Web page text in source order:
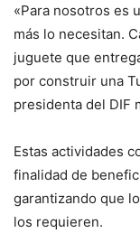
«Para nosotros es
más lo necesitan.
juguete que
por construir una
presidenta del DIF
Estas actividades
finalidad de
garantizando que
los requieren.